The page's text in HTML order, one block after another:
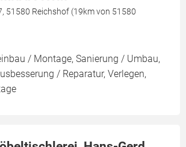
51580 Reichshof (19km von 51580
/ Montage, Sanierung / Umbau,
/ Reparatur, Verlegen,